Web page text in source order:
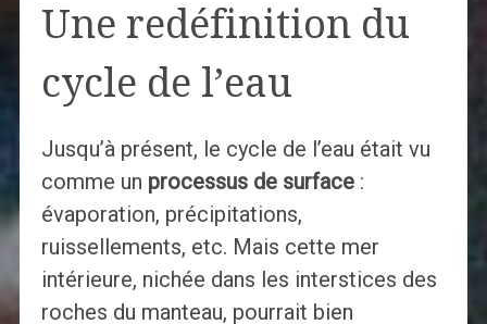
Une redéfinition du
cycle de l’eau
Jusqu’à présent, le cycle de l’eau était vu
comme un processus de surface:
évaporation, précipitations,
ruissellements, etc. Mais cette mer
intérieure, nichée dans les interstices des
roches du manteau, pourrait bien